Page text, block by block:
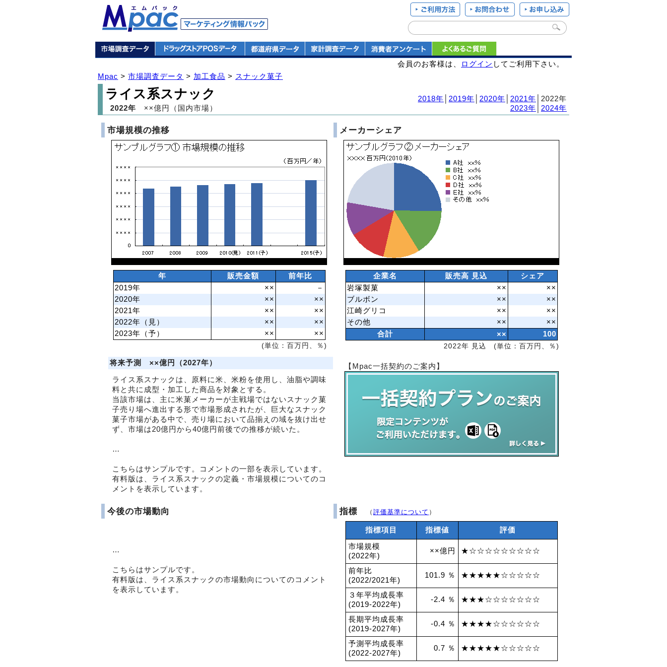
会員のお客様は、 ログイン してご利用下さい。
Mpac > 市場調査データ > 加工食品 > スナック菓子
ライス系スナック 2018年 2019年 2020年 2021年 │2022年
2023年
2024年
2022年 ××億円（国内市場）
市場規模の推移
年 販売金額
前年比
2019年
××
－
2020年
××
××
2021年
××
××
2022年（見）
××
××
2023年（予）
××
××
(単位：百万円、％)
将来予測 ××億円（2027年）
ライス系スナックは、原料に米、米粉を使用し、油脂や調味
料と共に成型・加工した商品を対象とする。
当該市場は、主に米菓メーカーが主戦場ではないスナック菓
子売り場へ進出する形で市場形成されたが、巨大なスナック
菓子市場がある中で、売り場において品揃えの域を抜け出せ
ず、市場は20億円から40億円前後での推移が続いた。
…
こちらはサンプルです。コメントの一部を表示しています。
有料版は、ライス系スナックの定義・市場規模についてのコ
メントを表示しています。
メーカーシェア
企業名 販売高 見込
シェア
岩塚製菓
××
××
ブルボン
××
××
江崎グリコ
××
××
その他
××
××
合計
××
100
2022年 見込 (単位：百万円、％)
【Mpac一括契約のご案内】
今後の市場動向
…
こちらはサンプルです。
有料版は、ライス系スナックの市場動向についてのコメント
を表示しています。
指標 （ 評価基準について ）
指標項目 指標値 評価
市場規模
(2022年)
××億円 ★☆☆☆☆☆☆☆☆☆
前年比
(2022/2021年)
101.9 ％ ★★★★★☆☆☆☆☆
３年平均成長率
(2019-2022年)
-2.4 ％ ★★★☆☆☆☆☆☆☆
長期平均成長率
(2019-2027年)
-0.4 ％ ★★★★☆☆☆☆☆☆
予測平均成長率
(2022-2027年)
0.7 ％ ★★★★★☆☆☆☆☆